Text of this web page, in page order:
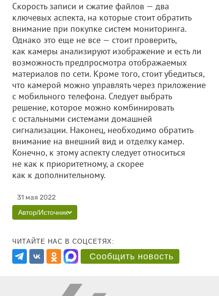
Скорость записи и сжатие файлов — два
ключевых аспекта, на которые стоит обратить
внимание при покупке систем мониторинга.
Однако это еще не все — стоит проверить,
как камеры анализируют изображение и есть ли
возможность предпросмотра отображаемых
материалов по сети. Кроме того, стоит убедиться,
что камерой можно управлять через приложение
с мобильного телефона. Следует выбрать
решение, которое можно комбинировать
с остальными системами домашней
сигнализации. Наконец, необходимо обратить
внимание на внешний вид и отделку камер.
Конечно, к этому аспекту следует относиться
не как к приоритетному, а скорее
как к дополнительному.
31 мая 2022
Автор/Источник
ЧИТАЙТЕ НАС В СОЦСЕТЯХ:
Сообщить новость